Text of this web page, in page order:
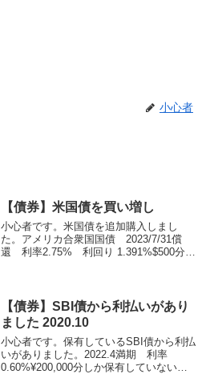
小心者
【債券】米国債を買い増し
小心者です。米国債を追加購入しまし
た。アメリカ合衆国国債 2023/7/31償
還 利率2.75% 利回り 1.391%$500分購
【債券】SBI債から利払いがあり
ました 2020.10
小心者です。保有しているSBI債から利払
いがありました。2022.4満期 利率
0.60%¥200,000分しか保有していないの